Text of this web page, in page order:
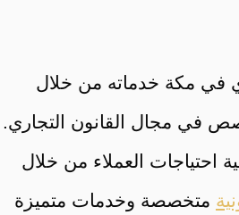
في مكة خدماته من خلال
في مجال القانون التجاري.
احتياجات العملاء من خلال
متخصصة وخدمات متميزة